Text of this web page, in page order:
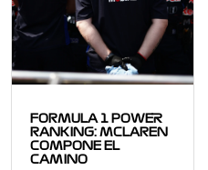
FORMULA 1 POWER
RANKING: MCLAREN
COMPONE EL
CAMINO